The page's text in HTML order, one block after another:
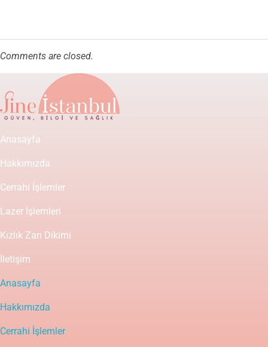
Comments are closed.
Anasayfa
Hakkımızda
Cerrahi İşlemler
Lazer İşlemleri
Kızlık Zarı Dikimi
İletişim
Anasayfa
Hakkımızda
Cerrahi İşlemler